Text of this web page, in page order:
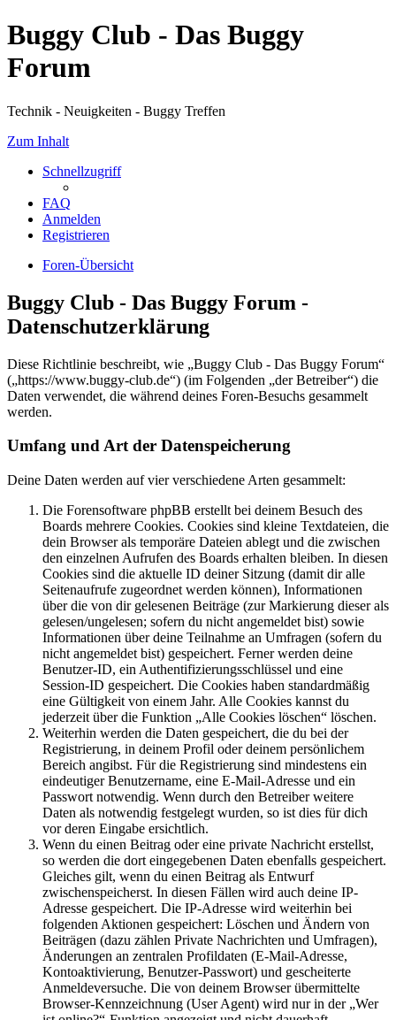
Buggy Club - Das Buggy
Forum
Technik - Neuigkeiten - Buggy Treffen
Zum Inhalt
Schnellzugriff
FAQ
Anmelden
Registrieren
Foren-Übersicht
Buggy Club - Das Buggy Forum -
Datenschutzerklärung
Diese Richtlinie beschreibt, wie „Buggy Club - Das Buggy Forum“
(„https://www.buggy-club.de“) (im Folgenden „der Betreiber“) die
Daten verwendet, die während deines Foren-Besuchs gesammelt
werden.
Umfang und Art der Datenspeicherung
Deine Daten werden auf vier verschiedene Arten gesammelt:
Die Forensoftware phpBB erstellt bei deinem Besuch des
Boards mehrere Cookies. Cookies sind kleine Textdateien, die
dein Browser als temporäre Dateien ablegt und die zwischen
den einzelnen Aufrufen des Boards erhalten bleiben. In diesen
Cookies sind die aktuelle ID deiner Sitzung (damit dir alle
Seitenaufrufe zugeordnet werden können), Informationen
über die von dir gelesenen Beiträge (zur Markierung dieser als
gelesen/ungelesen; sofern du nicht angemeldet bist) sowie
Informationen über deine Teilnahme an Umfragen (sofern du
nicht angemeldet bist) gespeichert. Ferner werden deine
Benutzer-ID, ein Authentifizierungsschlüssel und eine
Session-ID gespeichert. Die Cookies haben standardmäßig
eine Gültigkeit von einem Jahr. Alle Cookies kannst du
jederzeit über die Funktion „Alle Cookies löschen“ löschen.
Weiterhin werden die Daten gespeichert, die du bei der
Registrierung, in deinem Profil oder deinem persönlichem
Bereich angibst. Für die Registrierung sind mindestens ein
eindeutiger Benutzername, eine E-Mail-Adresse und ein
Passwort notwendig. Wenn durch den Betreiber weitere
Daten als notwendig festgelegt wurden, so ist dies für dich
vor deren Eingabe ersichtlich.
Wenn du einen Beitrag oder eine private Nachricht erstellst,
so werden die dort eingegebenen Daten ebenfalls gespeichert.
Gleiches gilt, wenn du einen Beitrag als Entwurf
zwischenspeicherst. In diesen Fällen wird auch deine IP-
Adresse gespeichert. Die IP-Adresse wird weiterhin bei
folgenden Aktionen gespeichert: Löschen und Ändern von
Beiträgen (dazu zählen Private Nachrichten und Umfragen),
Änderungen an zentralen Profildaten (E-Mail-Adresse,
Kontoaktivierung, Benutzer-Passwort) und gescheiterte
Anmeldeversuche. Die von deinem Browser übermittelte
Browser-Kennzeichnung (User Agent) wird nur in der „Wer